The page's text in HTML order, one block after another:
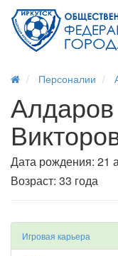
Персоналии
Дата рождения: 21
Возраст: 33 года
Игровая карьера